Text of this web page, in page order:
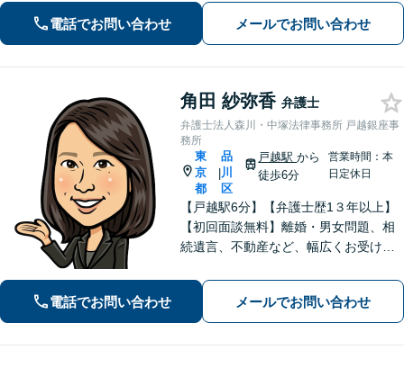
スを提供します。【大井町駅徒歩2分】
電話でお問い合わせ メールでお問い合わせ
角田 紗弥香 弁護士
弁護士法人森川・中塚法律事務所 戸越銀座事
務所
東
京
都
|
品
川
区
戸越駅から
徒歩6分
営業時間：本
日定休日
【戸越駅6分】【弁護士歴1３年以上】
【初回面談無料】離婚・男女問題、相
続遺言、不動産など、幅広くお受けし
指し、相談者さまが抱えている悩みや
不安の解消に努めます。お気軽にご相
談ください。【電話・メール相談可】
電話でお問い合わせ メールでお問い合わせ